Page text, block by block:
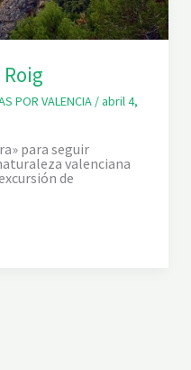
POR VALENCIA/abril 4,
para seguir
valenciana
de